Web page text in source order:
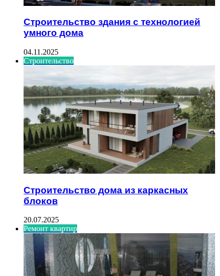
Строительство здания с технологией
умного дома
04.11.2025
Строительство
Строительство дома из каркасных
блоков
20.07.2025
Ремонт квартир